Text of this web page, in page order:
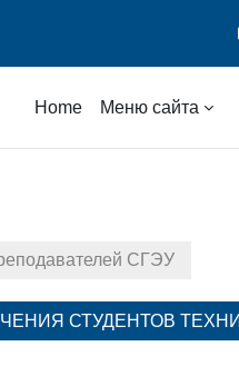
Home
Меню сайта
СГЭУ
СТУДЕНТОВ